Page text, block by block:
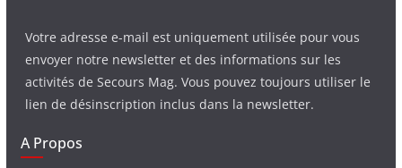
Votre adresse e-mail est uniquement utilisée pour vous
envoyer notre newsletter et des informations sur les
activités de Secours Mag. Vous pouvez toujours utiliser le
lien de désinscription inclus dans la newsletter.
A Propos